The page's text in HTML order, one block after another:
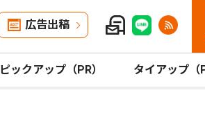
広告出稿
ピックアップ（PR） タイアップ（